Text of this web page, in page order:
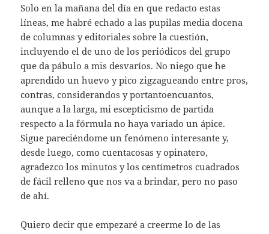
Solo en la mañana del día en que redacto estas
líneas, me habré echado a las pupilas media docena
de columnas y editoriales sobre la cuestión,
incluyendo el de uno de los periódicos del grupo
que da pábulo a mis desvaríos. No niego que he
aprendido un huevo y pico zigzagueando entre pros,
contras, considerandos y portantoencuantos,
aunque a la larga, mi escepticismo de partida
respecto a la fórmula no haya variado un ápice.
Sigue pareciéndome un fenómeno interesante y,
desde luego, como cuentacosas y opinatero,
agradezco los minutos y los centímetros cuadrados
de fácil relleno que nos va a brindar, pero no paso
de ahí.
Quiero decir que empezaré a creerme lo de las